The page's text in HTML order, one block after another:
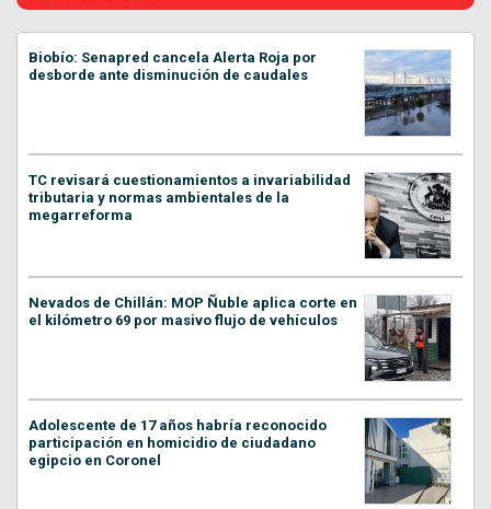
Biobío: Senapred cancela Alerta Roja por
desborde ante disminución de caudales
TC revisará cuestionamientos a invariabilidad
tributaria y normas ambientales de la
megarreforma
Nevados de Chillán: MOP Ñuble aplica corte en
el kilómetro 69 por masivo flujo de vehículos
Adolescente de 17 años habría reconocido
participación en homicidio de ciudadano
egipcio en Coronel